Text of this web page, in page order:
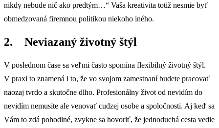
nikdy nebude nič ako predtým…“ Vaša kreativita totiž nesmie byť
obmedzovaná firemnou politikou niekoho iného.
2. Neviazaný životný štýl
V poslednom čase sa veľmi často spomína flexibilný životný štýl.
V praxi to znamená i to, že vo svojom zamestnaní budete pracovať
naozaj tvrdo a skutočne dlho. Profesionálny život od nevidím do
nevidím nemusíte ale venovať cudzej osobe a spoločnosti. Aj keď sa
Vám to zdá pohodlné, zvykne sa hovoriť, že jednoduchá cesta vedie